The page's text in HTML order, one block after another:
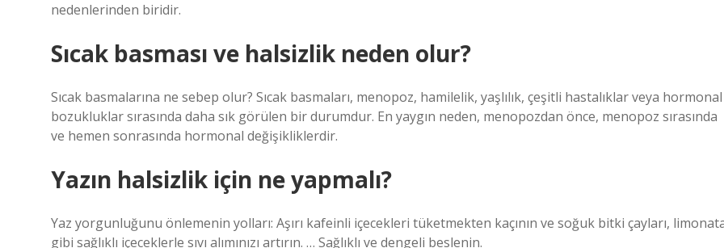
nedenlerinden biridir.
Sıcak basması ve halsizlik neden olur?
Sıcak basmalarına ne sebep olur? Sıcak basmaları, menopoz, hamilelik, yaşlılık, çeşitli hastalıklar veya hormonal
bozukluklar sırasında daha sık görülen bir durumdur. En yaygın neden, menopozdan önce, menopoz sırasında
ve hemen sonrasında hormonal değişikliklerdir.
Yazın halsizlik için ne yapmalı?
Yaz yorgunluğunu önlemenin yolları: Aşırı kafeinli içecekleri tüketmekten kaçının ve soğuk bitki çayları,
gibi sağlıklı içeceklerle sıvı alımınızı artırın. … Sağlıklı ve dengeli beslenin.